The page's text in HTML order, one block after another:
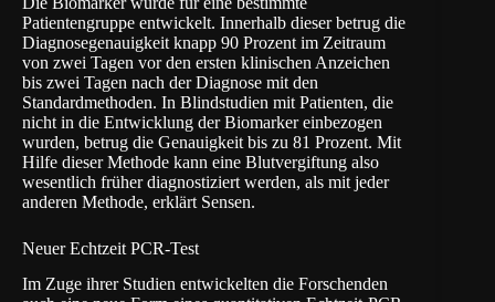
Patientengruppe entwickelt. Innerhalb dieser betrug die
Diagnosegenauigkeit knapp 90 Prozent im Zeitraum
von zwei Tagen vor den ersten klinischen Anzeichen
bis zwei Tagen nach der Diagnose mit den
Standardmethoden. In Blindstudien mit Patienten, die
nicht in die Entwicklung der Biomarker einbezogen
wurden, betrug die Genauigkeit bis zu 81 Prozent. Mit
Hilfe dieser Methode kann eine Blutvergiftung also
wesentlich früher diagnostiziert werden, als mit jeder
anderen Methode, erklärt Sensen.
Neuer Echtzeit PCR-Test
Im Zuge ihrer Studien entwickelten die Forschenden